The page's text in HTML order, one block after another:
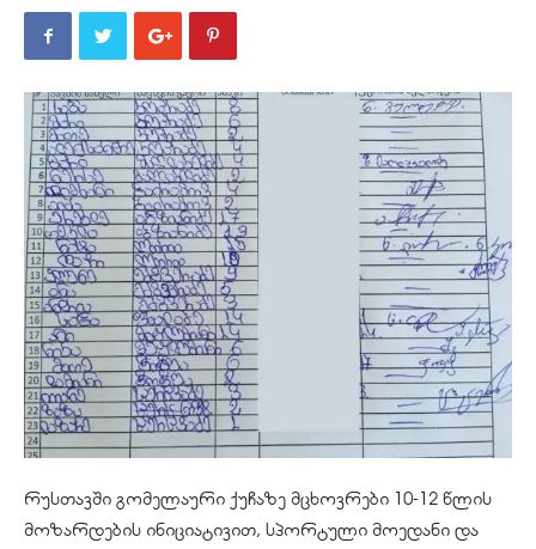
რუსთავში გომელაური ქუჩაზე მცხოვრები 10-12 წლის
მოზარდების ინიციატივით, სპორტული მოედანი და